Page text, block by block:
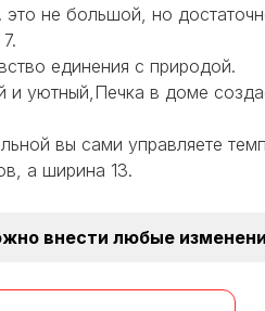
не большой, но
единения с природой.
и уютный,Печка в доме
вы сами управляете
а ширина 13.
внести любые